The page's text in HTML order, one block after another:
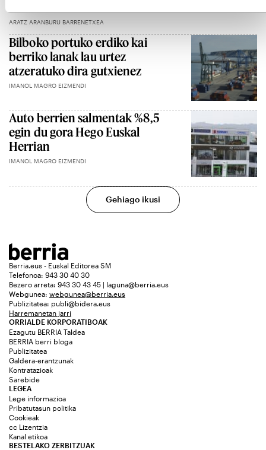
ARATZ ARANBURU BARRENETXEA
Bilboko portuko erdiko kai
berriko lanak lau urtez
atzeratuko dira gutxienez
IMANOL MAGRO EIZMENDI
Auto berrien salmentak %8,5
egin du gora Hego Euskal
Herrian
IMANOL MAGRO EIZMENDI
Gehiago ikusi
Berria.eus - Euskal Editorea SM
Telefonoa: 943 30 40 30
Bezero arreta: 943 30 43 45 | laguna@berria.eus
Webgunea: webgunea@berria.eus
Publizitatea: publi@bidera.eus
Harremanetan jarri
ORRIALDE KORPORATIBOAK
Ezagutu BERRIA Taldea
BERRIA berri bloga
Publizitatea
Galdera-erantzunak
Kontratazioak
Sarebide
LEGEA
Lege informazioa
Pribatutasun politika
Cookieak
cc Lizentzia
Kanal etikoa
BESTELAKO ZERBITZUAK